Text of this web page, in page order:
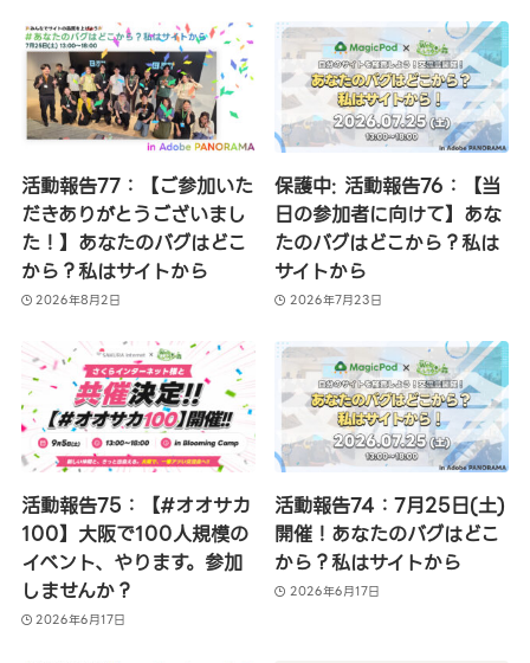
活動報告77：【ご参加いた
だきありがとうございまし
た！】あなたのバグはどこ
から？私はサイトから
2026年8月2日
保護中: 活動報告76：【当
日の参加者に向けて】あな
たのバグはどこから？私は
サイトから
2026年7月23日
活動報告75：【#オオサカ
100】大阪で100人規模の
イベント、やります。参加
しませんか？
2026年6月17日
活動報告74：7月25日(土)
開催！あなたのバグはどこ
から？私はサイトから
2026年6月17日